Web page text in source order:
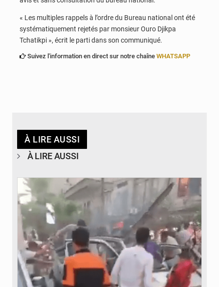
« Les multiples rappels à l’ordre du Bureau national ont été
systématiquement rejetés par monsieur Ouro Djikpa
Tchatikpi », écrit le parti dans son communiqué.
Suivez l'information en direct sur notre chaîne WHATSAPP
À LIRE AUSSI
À LIRE AUSSI